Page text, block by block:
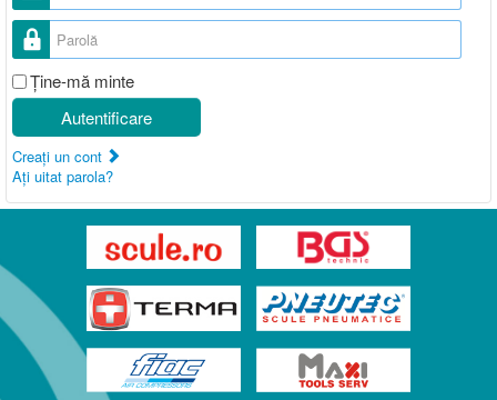
Parolă
Ţine-mă minte
Autentificare
Creaţi un cont
Aţi uitat parola?